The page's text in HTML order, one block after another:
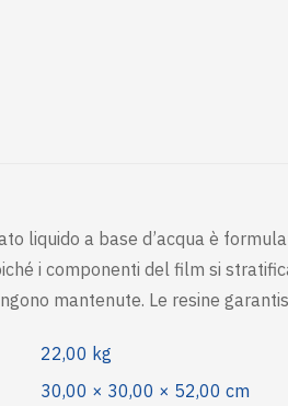
liquido a base d’acqua è
i componenti del film si
mantenute. Le resine
22,00 kg
30,00 × 30,00 × 52,00 cm